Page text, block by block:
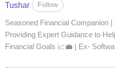
Tushar Follow
Seasoned Financial Companion
Providing Expert Guidance to
Financial Goals 📈💼 | Ex-